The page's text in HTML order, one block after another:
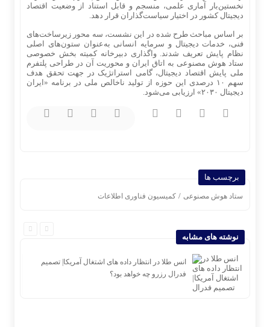
نخستین‌بار آماری علمی، منسجم و قابل استناد از وضعیت اقتصاد
دیجیتال کشور در اختیار سیاست‌گذاران قرار دهد.
بر اساس مباحث طرح شده در این نشست، سه محور زیرساخت‌های
فنی، خدمات دیجیتال و سرمایه انسانی به‌عنوان ستون‌های اصلی
نظام پایش تعریف شدند. واگذاری دبیرخانه کمیته بخش خصوصی
ستاد هوش مصنوعی به اتاق ایران و محوریت آن در طراحی پلتفرم
ملی پایش اقتصاد دیجیتال، گامی استراتژیک در جهت تحقق هدف
سهم ۱۰ درصدی این حوزه از تولید ناخالص ملی در برنامه «ایران
دیجیتال ۲۰۳۰» ارزیابی می‌شود.
برچسب ها
ستاد هوش مصنوعی / کمیسیون فناوری اطلاعات
نوشته های مشابه
انس طلا در انتظار داده های اشتغال آمریکا| تصمیم
فدرال رزرو چه خواهد بود؟